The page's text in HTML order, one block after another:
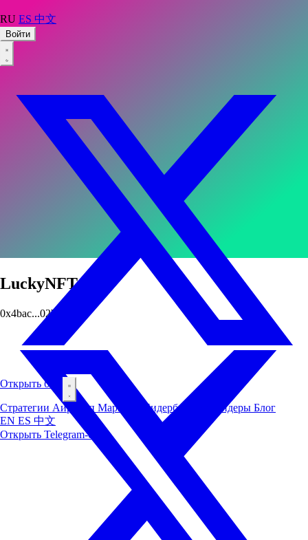
RU ES 中文
Войти
Открыть бот
Стратегии Аирдроп Маркеты Лидерборд Инсайдеры Блог
EN ES 中文
Открыть Telegram-бот
LuckyNFT444
0x4bac...02b1